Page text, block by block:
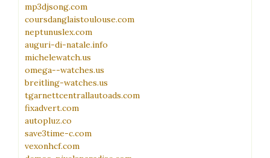
mp3djsong.com
coursdanglaistoulouse.com
neptunuslex.com
auguri-di-natale.info
michelewatch.us
omega--watches.us
breitling-watches.us
tgarnettcentrallautoads.com
fixadvert.com
autopluz.co
save3time-c.com
vexonhcf.com